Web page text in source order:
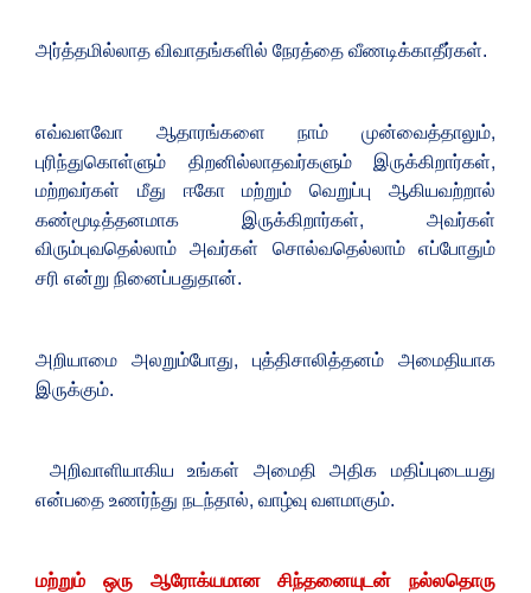
அர்த்தமில்லாத விவாதங்களில் நேரத்தை வீணடிக்காதீர்கள்.
எவ்வளவோ ஆதாரங்களை நாம் முன்வைத்தாலும்,
புரிந்துகொள்ளும் திறனில்லாதவர்களும் இருக்கிறார்கள்,
மற்றவர்கள் மீது ஈகோ மற்றும் வெறுப்பு ஆகியவற்றால்
கண்மூடித்தனமாக இருக்கிறார்கள்,
அவர்கள்
விரும்புவதெல்லாம் அவர்கள் சொல்வதெல்லாம் எப்போதும்
சரி என்று நினைப்பதுதான்.
அறியாமை அலறும்போது,
​​புத்திசாலித்தனம் அமைதியாக
இருக்கும்.
அறிவாளியாகிய உங்கள் அமைதி அதிக மதிப்புடையது
என்பதை உணர்ந்து நடந்தால், வாழ்வு வளமாகும்.
மற்றும் ஒரு ஆரோக்யமான சிந்தனையுடன் நல்லதொரு